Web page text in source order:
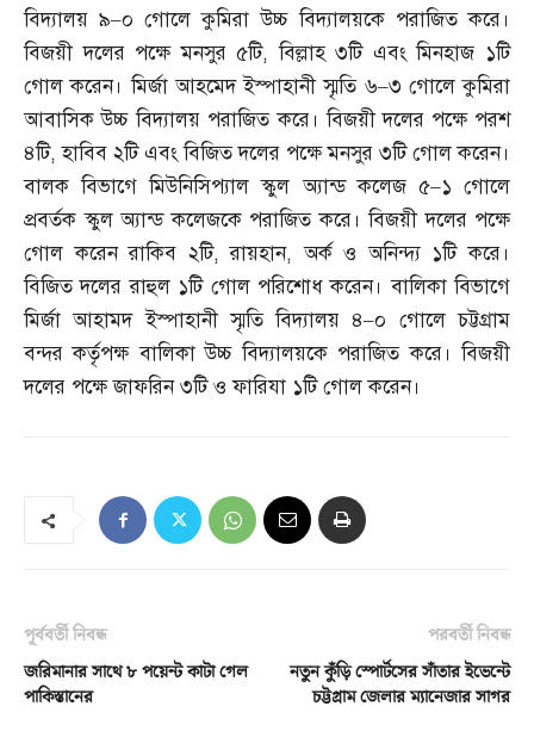
বিদ্যালয় ৯–০ গোলে কুমিরা উচ্চ বিদ্যালয়কে পরাজিত করে।
বিজয়ী দলের পক্ষে মনসুর ৫টি,বিল্লাহ ৩টি এবং মিনহাজ ১টি
গোল করেন। মির্জা আহমেদ ইস্পাহানী স্মৃতি ৬–৩ গোলে কুমিরা
আবাসিক উচ্চ বিদ্যালয় পরাজিত করে। বিজয়ী দলের পক্ষে পরশ
৪টি,হাবিব ২টি এবং বিজিত দলের পক্ষে মনসুর ৩টি গোল করেন।
বালক বিভাগে মিউনিসিপ্যাল স্কুল অ্যান্ড কলেজ ৫–১ গোলে
প্রবর্তক স্কুল অ্যান্ড কলেজকে পরাজিত করে। বিজয়ী দলের পক্ষে
গোল করেন রাকিব ২টি,রায়হান,অর্ক ও অনিন্দ্য ১টি করে।
বিজিত দলের রাহুল ১টি গোল পরিশোধ করেন। বালিকা বিভাগে
মির্জা আহামদ ইস্পাহানী স্মৃতি বিদ্যালয় ৪–০ গোলে চট্টগ্রাম
বন্দর কর্তৃপক্ষ বালিকা উচ্চ বিদ্যালয়কে পরাজিত করে। বিজয়ী
দলের পক্ষে জাফরিন ৩টি ও ফারিযা ১টি গোল করেন।
পূর্ববর্তী নিবন্ধ
জরিমানার সাথে ৮ পয়েন্ট কাটা গেল
পাকিস্তানের
পরবর্তী নিবন্ধ
নতুন কুঁড়ি স্পোর্টসের সাঁতার ইভেন্টে
চট্টগ্রাম জেলার ম্যানেজার সাগর